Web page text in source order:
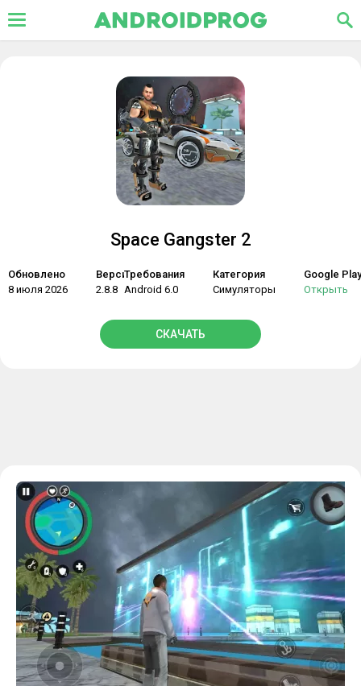
Space Gangster 2
Обновлено
8 июля 2026
Версия
2.8.8
Требования
Android 6.0
Категория
Симуляторы
Google Play
Открыть
СКАЧАТЬ